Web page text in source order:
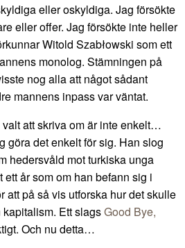
eller oskyldiga. Jag försökte
eller offer. Jag försökte inte heller
Witold Szabłowski som ett
monolog. Stämningen på
nog alla att något sådant
mannens inpass var väntat.
valt att skriva om är inte enkelt…
göra det enkelt för sig. Han slog
hedersvåld mot turkiska unga
ett år som om han befann sig i
att på så vis utforska hur det skulle
Ett slagsGood Bye,
Och nu detta…